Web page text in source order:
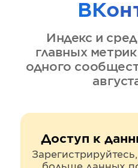
Индекс и
главных метрик
одного
Доступ к